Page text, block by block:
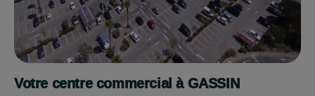
Votre centre commercial à GASSIN